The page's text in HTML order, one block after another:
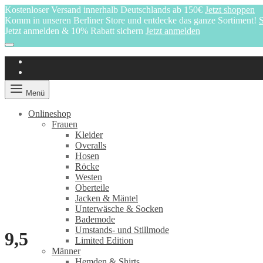
Kostenloser Versand innerhalb Deutschlands ab 150€ Jetzt shoppen
Komm in unseren Berliner Store und entdecke das ganze Sortiment!
Jetzt anmelden & 10% Rabatt sichern Jetzt anmelden
Menü
Onlineshop
Frauen
Kleider
Overalls
Hosen
Röcke
Westen
Oberteile
Jacken & Mäntel
Unterwäsche & Socken
Bademode
Umstands- und Stillmode
Limited Edition
Männer
9,5